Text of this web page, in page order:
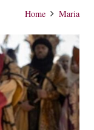
Home Maria